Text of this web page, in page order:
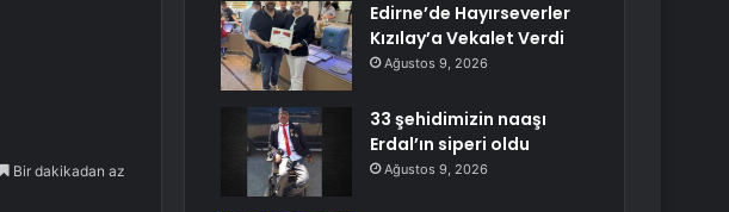
Bir dakikadan az
Edirne’de Hayırseverler
Kızılay’a Vekalet Verdi
Ağustos 9, 2026
33 şehidimizin naaşı
Erdal’ın siperi oldu
Ağustos 9, 2026